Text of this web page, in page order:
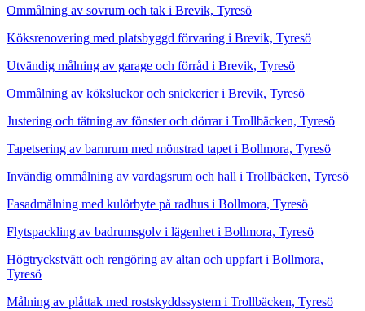
Ommålning av sovrum och tak i Brevik, Tyresö
Köksrenovering med platsbyggd förvaring i Brevik, Tyresö
Utvändig målning av garage och förråd i Brevik, Tyresö
Ommålning av köksluckor och snickerier i Brevik, Tyresö
Justering och tätning av fönster och dörrar i Trollbäcken, Tyresö
Tapetsering av barnrum med mönstrad tapet i Bollmora, Tyresö
Invändig ommålning av vardagsrum och hall i Trollbäcken, Tyresö
Fasadmålning med kulörbyte på radhus i Bollmora, Tyresö
Flytspackling av badrumsgolv i lägenhet i Bollmora, Tyresö
Högtryckstvätt och rengöring av altan och uppfart i Bollmora,
Tyresö
Målning av plåttak med rostskyddssystem i Trollbäcken, Tyresö